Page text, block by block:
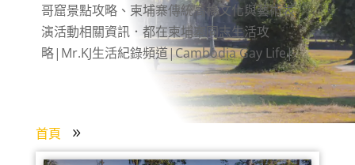
哥窟景點攻略、柬埔寨傳統高棉文化與藝術表
演活動相關資訊．都在柬埔寨同志生活攻
略|Mr.KJ生活紀錄頻道|Cambodia Gay Life|
首頁 9